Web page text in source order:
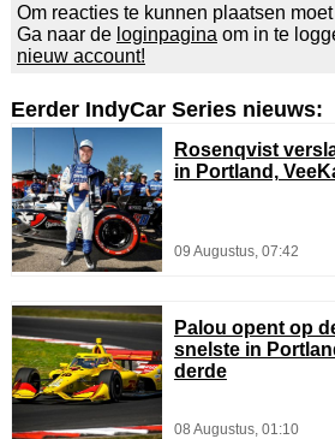
Om reacties te kunnen plaatsen
Ga naar de loginpagina om in te
nieuw account!
Eerder IndyCar Series nieuws:
Rosenqvist
in Portland,
09 Augustus, 07:42
Palou opent op
snelste in
derde
08 Augustus, 01:10